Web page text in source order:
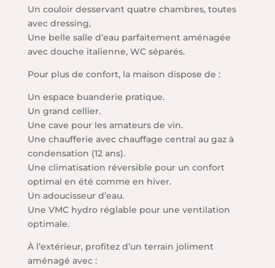
Un couloir desservant quatre chambres, toutes
avec dressing,
Une belle salle d’eau parfaitement aménagée
avec douche italienne, WC séparés.
Pour plus de confort, la maison dispose de :
Un espace buanderie pratique.
Un grand cellier.
Une cave pour les amateurs de vin.
Une chaufferie avec chauffage central au gaz à
condensation (12 ans).
Une climatisation réversible pour un confort
optimal en été comme en hiver.
Un adoucisseur d’eau.
Une VMC hydro réglable pour une ventilation
optimale.
À l’extérieur, profitez d’un terrain joliment
aménagé avec :